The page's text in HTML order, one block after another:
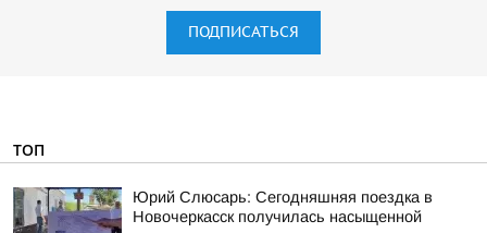
ПОДПИСАТЬСЯ
ТОП
Юрий Слюсарь: Сегодняшняя поездка в
Новочеркасск получилась насыщенной